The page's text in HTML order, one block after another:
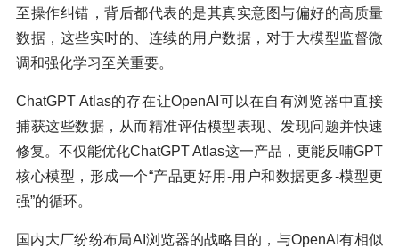
至操作纠错，背后都代表的是其真实意图与偏好的高质量
数据，这些实时的、连续的用户数据，对于大模型监督微
调和强化学习至关重要。
ChatGPT Atlas的存在让OpenAI可以在自有浏览器中直接
捕获这些数据，从而精准评估模型表现、发现问题并快速
修复。不仅能优化ChatGPT Atlas这一产品，更能反哺GPT
核心模型，形成一个“产品更好用-用户和数据更多-模型更
强”的循环。
国内大厂纷纷布局AI浏览器的战略目的，与OpenAI有相似